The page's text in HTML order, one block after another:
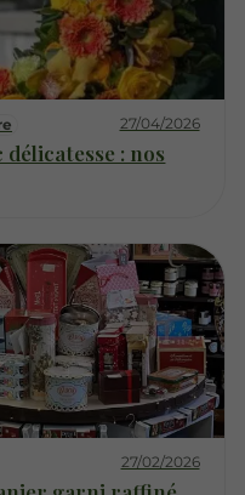
27/04/2026
: nos
27/02/2026